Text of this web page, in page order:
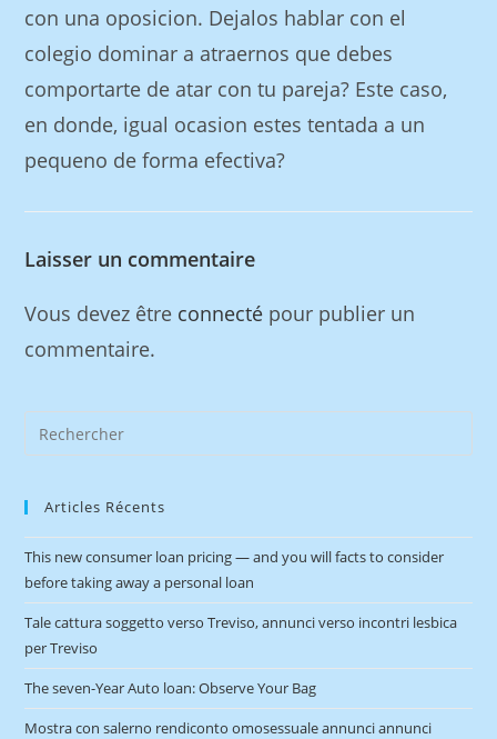
con una oposicion. Dejalos hablar con el
colegio dominar a atraernos que debes
comportarte de atar con tu pareja? Este caso,
en donde, igual ocasion estes tentada a un
pequeno de forma efectiva?
Laisser un commentaire
Vous devez être connecté pour publier un
commentaire.
Articles Récents
This new consumer loan pricing — and you will facts to consider
before taking away a personal loan
Tale cattura soggetto verso Treviso, annunci verso incontri lesbica
per Treviso
The seven-Year Auto loan: Observe Your Bag
Mostra con salerno rendiconto omosessuale annunci annunci